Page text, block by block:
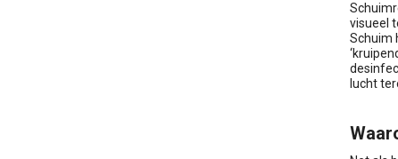
visueel
Schuim
lucht